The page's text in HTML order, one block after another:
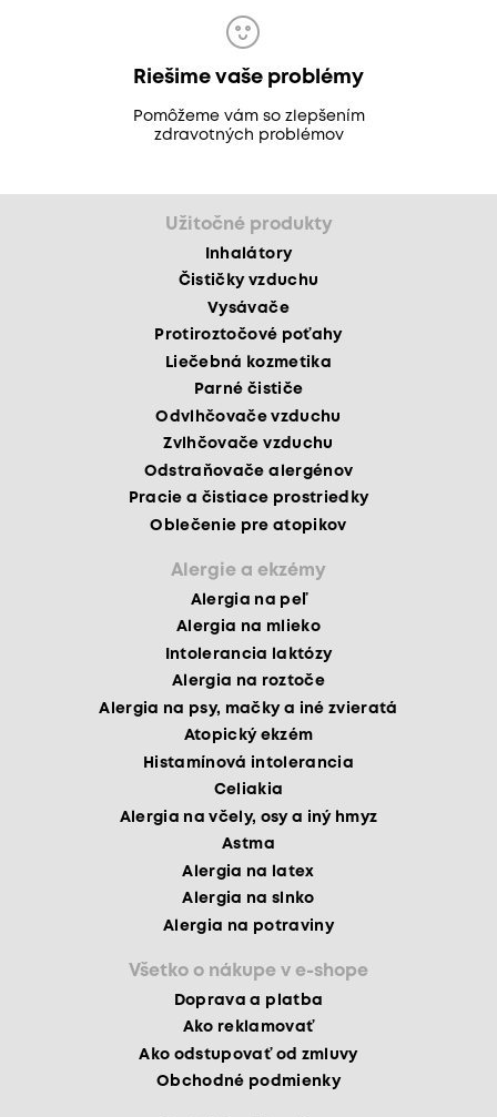
Riešime vaše problémy
Pomôžeme vám so zlepšením
zdravotných problémov
Užitočné produkty
Inhalátory
Čističky vzduchu
Vysávače
Protiroztočové poťahy
Liečebná kozmetika
Parné čističe
Odvlhčovače vzduchu
Zvlhčovače vzduchu
Odstraňovače alergénov
Pracie a čistiace prostriedky
Oblečenie pre atopikov
Alergie a ekzémy
Alergia na peľ
Alergia na mlieko
Intolerancia laktózy
Alergia na roztoče
Alergia na psy, mačky a iné zvieratá
Atopický ekzém
Histamínová intolerancia
Celiakia
Alergia na včely, osy a iný hmyz
Astma
Alergia na latex
Alergia na slnko
Alergia na potraviny
Všetko o nákupe v e-shope
Doprava a platba
Ako reklamovať
Ako odstupovať od zmluvy
Obchodné podmienky